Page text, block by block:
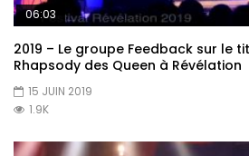
06:03
2019 – Le groupe Feedback sur le
Rhapsody des Queen à Révélation
15 JUIN 2019
1.9K